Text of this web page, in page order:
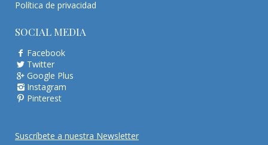
Política de privacidad
SOCIAL MEDIA
Facebook
Twitter
Google Plus
Instagram
Pinterest
Suscríbete a nuestra Newsletter